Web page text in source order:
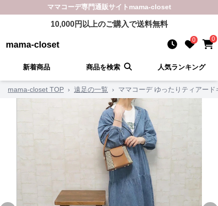
ママコーデ専門通販サイト mama-closet
10,000円以上のご購入で送料無料
mama-closet 0 0
新着商品 商品を検索 人気ランキング
mama-closet TOP › 遠足の一覧 › ママコーデ ゆったりティアー